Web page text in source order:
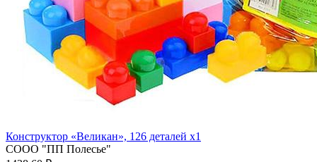
Конструктор «Великан», 126 деталей x1
СООО "ПП Полесье"